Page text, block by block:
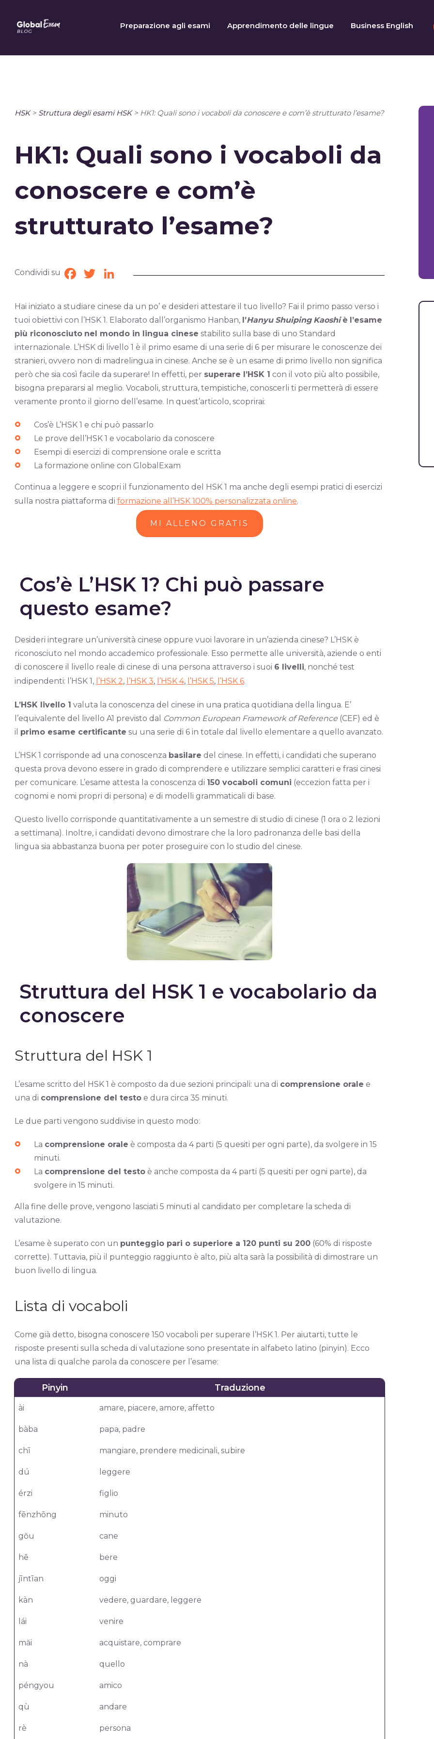
content
Preparazione agli esami Apprendimento delle lingue Business English
HSK> Struttura degli esami HSK> HK1: Quali sono i vocaboli da conoscere e com’è strutturato l’esame?
HK1: Quali sono i vocaboli da
conoscere e com’è
strutturato l’esame?
Condividi su Facebook
TwitterLinkedIn
Hai iniziato a studiare cinese da un po’ e desideri attestare il tuo livello? Fai il primo passo verso i
tuoi obiettivi con l’HSK 1. Elaborato dall’organismo Hanban, l’Hanyu Shuiping Kaoshi è l’esame
più riconosciuto nel mondo in lingua cinese stabilito sulla base di uno Standard
internazionale. L’HSK di livello 1 è il primo esame di una serie di 6 per misurare le conoscenze dei
stranieri, ovvero non di madrelingua in cinese. Anche se è un esame di primo livello non significa
però che sia così facile da superare! In effetti, per superare l’HSK 1 con il voto più alto possibile,
bisogna prepararsi al meglio. Vocaboli, struttura, tempistiche, conoscerli ti permetterà di essere
veramente pronto il giorno dell’esame. In quest’articolo, scoprirai:
Cos’è L’HSK 1 e chi può passarlo
Le prove dell’HSK 1 e vocabolario da conoscere
Esempi di esercizi di comprensione orale e scritta
La formazione online con GlobalExam
Continua a leggere e scopri il funzionamento del HSK 1 ma anche degli esempi pratici di esercizi
sulla nostra piattaforma di formazione all’HSK 100% personalizzata online.
MI ALLENO GRATIS
Cos’è L’HSK 1? Chi può passare
questo esame?
Desideri integrare un’università cinese oppure vuoi lavorare in un’azienda cinese? L’HSK è
riconosciuto nel mondo accademico professionale. Esso permette alle università, aziende o enti
di conoscere il livello reale di cinese di una persona attraverso i suoi 6 livelli, nonché test
indipendenti: l’HSK 1, l’HSK 2, l’HSK 3, l’HSK 4, l’HSK 5, l’HSK 6.
L’HSK livello 1 valuta la conoscenza del cinese in una pratica quotidiana della lingua. E’
l’equivalente del livello A1 previsto dal
Common European Framework of Reference(CEF) ed è
il primo esame certificante su una serie di 6 in totale dal livello elementare a quello avanzato.
L’HSK 1 corrisponde ad una conoscenza basilare del cinese. In effetti, i candidati che superano
questa prova devono essere in grado di comprendere e utilizzare semplici caratteri e frasi cinesi
per comunicare. L’esame attesta la conoscenza di 150 vocaboli comuni (eccezion fatta per i
cognomi e nomi propri di persona) e di modelli grammaticali di base.
Questo livello corrisponde quantitativamente a un semestre di studio di cinese (1 ora o 2 lezioni
a settimana). Inoltre, i candidati devono dimostrare che la loro padronanza delle basi della
lingua sia abbastanza buona per poter proseguire con lo studio del cinese.
Struttura del HSK 1 e vocabolario da
conoscere
Struttura del HSK 1
L’esame scritto del HSK 1 è composto da due sezioni principali: una di comprensione orale e
una di comprensione del testoe dura circa 35 minuti.
Le due parti vengono suddivise in questo modo:
La comprensione orale è composta da 4 parti (5 quesiti per ogni parte), da svolgere in 15
minuti.
La comprensione del testoè anche composta da 4 parti (5 quesiti per ogni parte), da
svolgere in 15 minuti.
Alla fine delle prove, vengono lasciati 5 minuti al candidato per completare la scheda di
valutazione.
L’esame è superato con un punteggio pari o superiore a 120 punti su 200(60% di risposte
corrette). Tuttavia, più il punteggio raggiunto è alto, più alta sarà la possibilità di dimostrare un
buon livello di lingua.
Lista di vocaboli
Come già detto, bisogna conoscere 150 vocaboli per superare l’HSK 1. Per aiutarti, tutte le
risposte presenti sulla scheda di valutazione sono presentate in alfabeto latino (pinyin). Ecco
una lista di qualche parola da conoscere per l’esame:
Pinyin Traduzione
ài amare, piacere, amore, affetto
bàba papa, padre
chī mangiare, prendere medicinali, subire
dú leggere
érzi figlio
fēnzhōng minuto
gŏu cane
hē bere
jīntīan oggi
kàn vedere, guardare, leggere
lái venire
măi acquistare, comprare
nà quello
péngyou amico
qù andare
rè persona